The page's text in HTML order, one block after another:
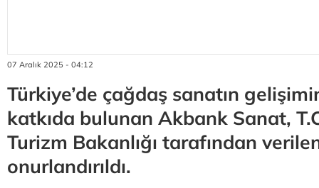
07 Aralık 2025 - 04:12
Türkiye’de çağdaş sanatın
katkıda bulunan Akbank Sanat,
Turizm Bakanlığı tarafından
onurlandırıldı.